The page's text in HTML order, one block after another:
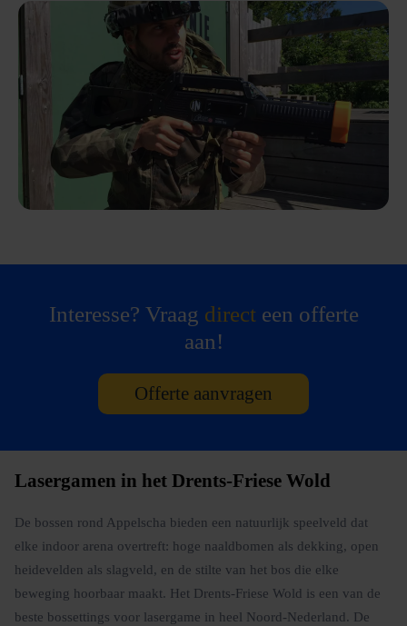
Interesse? Vraag directeen offerte
aan!
Offerte aanvragen
Lasergamen in het Drents-Friese Wold
De bossen rond Appelscha bieden een natuurlijk speelveld dat
elke indoor arena overtreft: hoge naaldbomen als dekking, open
heidevelden als slagveld, en de stilte van het bos die elke
beweging hoorbaar maakt. Het Drents-Friese Wold is een van de
beste bossettings voor lasergame in heel Noord-Nederland. De